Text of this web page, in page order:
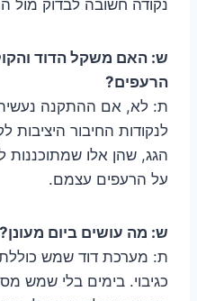
נקודה חשובה לבדוק מול
ש: האם משקל הדוד
הרעפים?
ת: לא, אם ההתקנה
לנקודות החיבור היציבות
הגג, שהן אלו
על הרעפים עצמם.
ש: מה עושים ביום
ת: מערכת דוד שמש
כגיבוי. בימים בלי שמש